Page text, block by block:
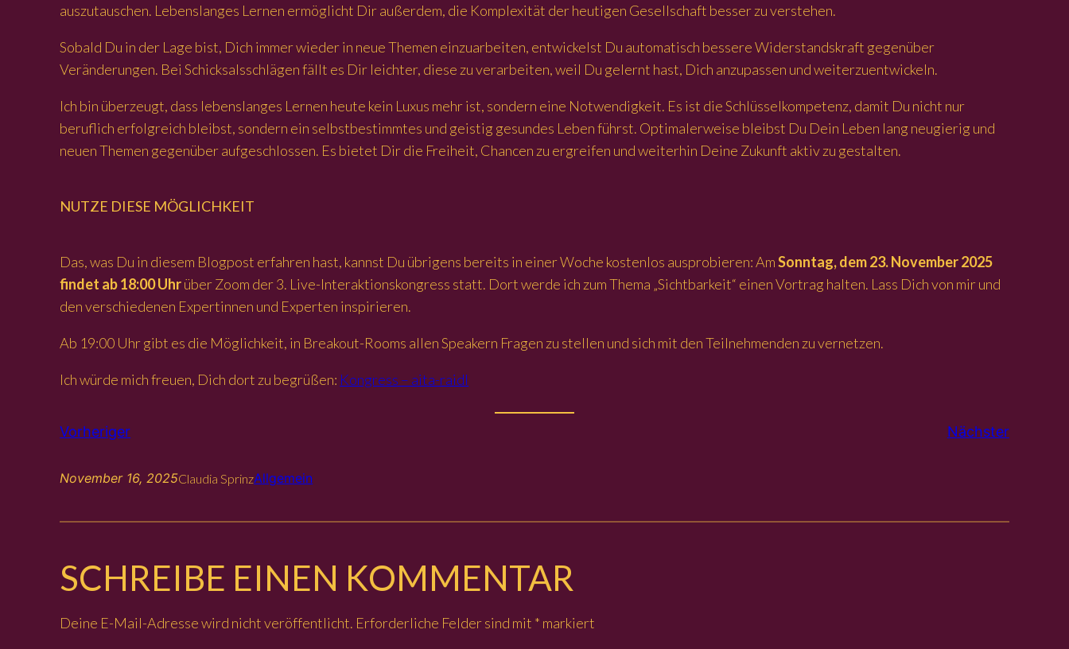
auszutauschen. Lebenslanges Lernen ermöglicht Dir außerdem, die Komplexität der heutigen Gesellschaft besser zu verstehen.
Sobald Du in der Lage bist, Dich immer wieder in neue Themen einzuarbeiten, entwickelst Du automatisch bessere Widerstandskraft gegenüber
Veränderungen. Bei Schicksalsschlägen fällt es Dir leichter, diese zu verarbeiten, weil Du gelernt hast, Dich anzupassen und weiterzuentwickeln.
Ich bin überzeugt, dass lebenslanges Lernen heute kein Luxus mehr ist, sondern eine Notwendigkeit. Es ist die Schlüsselkompetenz, damit Du nicht nur
beruflich erfolgreich bleibst, sondern ein selbstbestimmtes und geistig gesundes Leben führst. Optimalerweise bleibst Du Dein Leben lang neugierig und
neuen Themen gegenüber aufgeschlossen. Es bietet Dir die Freiheit, Chancen zu ergreifen und weiterhin Deine Zukunft aktiv zu gestalten.
NUTZE DIESE MÖGLICHKEIT
Das, was Du in diesem Blogpost erfahren hast, kannst Du übrigens bereits in einer Woche kostenlos ausprobieren: AmSonntag, dem 23. November 2025
findet ab 18:00 Uhrüber Zoom der 3. Live-Interaktionskongress statt. Dort werde ich zum Thema „Sichtbarkeit“ einen Vortrag halten. Lass Dich von mir und
den verschiedenen Expertinnen und Experten inspirieren.
Ab 19:00 Uhr gibt es die Möglichkeit, in Breakout-Rooms allen Speakern Fragen zu stellen und sich mit den Teilnehmenden zu vernetzen.
Ich würde mich freuen, Dich dort zu begrüßen: Kongress – aita-raidl
Vorheriger Nächster
November 16, 2025Claudia SprinzAllgemein
SCHREIBE EINEN KOMMENTAR
Deine E-Mail-Adresse wird nicht veröffentlicht. Erforderliche Felder sind mit * markiert